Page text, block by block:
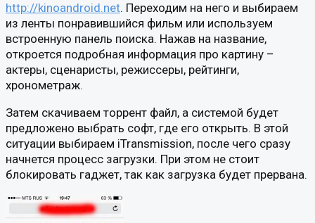
http://kinoandroid.net. Переходим на него и выбираем
из ленты понравившийся фильм или используем
встроенную панель поиска. Нажав на название,
откроется подробная информация про картину –
актеры, сценаристы, режиссеры, рейтинги,
хронометраж.
Затем скачиваем торрент файл, а системой будет
предложено выбрать софт, где его открыть. В этой
ситуации выбираем iTransmission, после чего сразу
начнется процесс загрузки. При этом не стоит
блокировать гаджет, так как загрузка будет прервана.